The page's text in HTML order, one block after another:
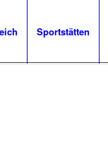
Sportstätten